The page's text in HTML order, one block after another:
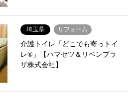
埼玉県 リフォーム
介護トイレ「どこでも寄っトイ
レ®」【ハマセツ＆リベンプラ
ザ株式会社】